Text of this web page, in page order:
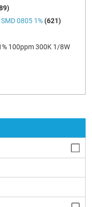
0805 1% (621)
100ppm 300K 1/8W